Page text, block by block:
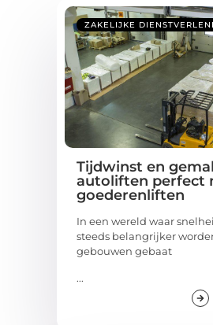
ZAKELIJKE
Tijdwinst en
autoliften perfect
goederenliften
In een wereld waar
steeds belangrijker
gebouwen gebaat
...